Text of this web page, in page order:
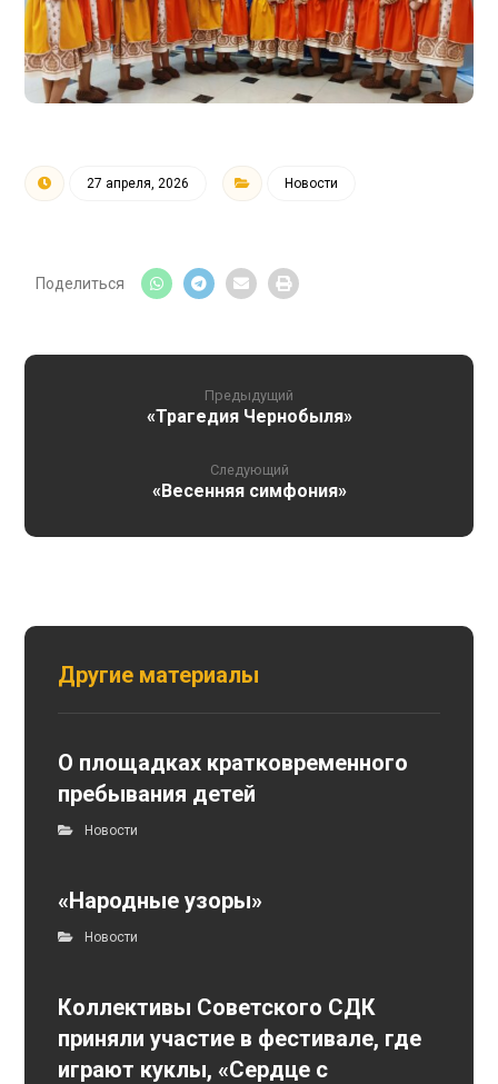
27 апреля, 2026 Новости
Предыдущий
«Трагедия Чернобыля»
Следующий
«Весенняя симфония»
Другие материалы
О площадках кратковременного
пребывания детей
Новости
«Народные узоры»
Новости
Коллективы Советского СДК
приняли участие в фестивале, где
играют куклы, «Сердце с